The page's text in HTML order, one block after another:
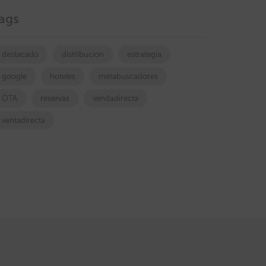
destacado distribucion estrategia
google hoteles metabuscadores
OTA reservas vendadirecta
ventadirecta